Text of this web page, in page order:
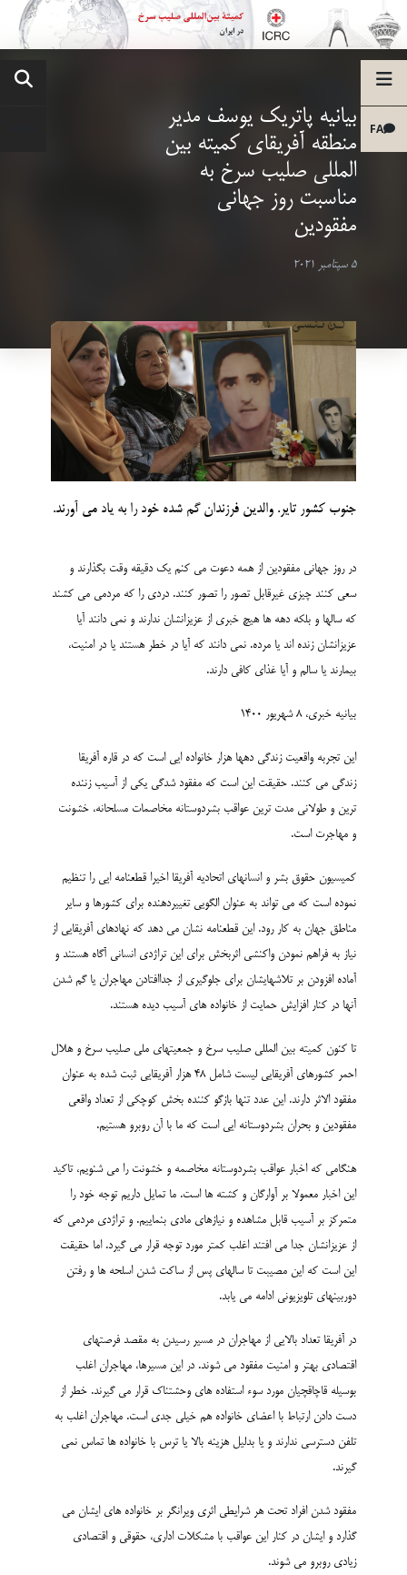
FA
بیانیه پاتریک یوسف مدیر
منطقه آفریقای کمیته بین
المللی صلیب سرخ به
مناسبت روز جهانی
مفقودین
5 سپتامبر 2021
جنوب کشور تایر. والدین فرزندان گم شده خود را به یاد می آورند.
در روز جهانی مفقودین از همه دعوت می کنم یک دقیقه وقت بگذارند و
سعی کنند چیزی غیرقابل تصور را تصور کنند. دردی را که مردمی می کشند
که سالها و بلکه دهه ها هیچ خبری از عزیزانشان ندارند و نمی دانند آیا
عزیزانشان زنده اند یا مرده. نمی دانند که آیا در خطر هستند یا در امنیت،
بیمارند یا سالم و آیا غذای کافی دارند.
بیانیه خبری، 8 شهریور 1400
این تجربه واقعیت زندگی دهها هزار خانواده ایی است که در قاره آفریقا
زندگی می کنند. حقیقت این است که مفقود شدگی یکی از آسیب زننده
ترین و طولانی مدت ترین عواقب بشردوستانه مخاصمات مسلحانه، خشونت
و مهاجرت است.
کمیسیون حقوق بشر و انسانهای اتحادیه آفریقا اخیرا قطعنامه ایی را تنظیم
نموده است که می تواند به عنوان الگویی تغییردهنده برای کشورها و سایر
مناطق جهان به کار رود. این قطعنامه نشان می دهد که نهادهای آفریقایی از
نیاز به فراهم نمودن واکنشی اثربخش برای این تراژدی انسانی آگاه هستند و
آماده افزودن بر تلاشهایشان برای جلوگیری از جداافتادن مهاجران یا گم شدن
آنها در کنار افزایش حمایت از خانواده های آسیب دیده هستند.
تا کنون کمیته بین المللی صلیب سرخ و جمعیتهای ملی صلیب سرخ و هلال
احمر کشورهای آفریقایی لیست شامل 48 هزار آفریقایی ثبت شده به عنوان
مفقود الاثر دارند. این عدد تنها بازگو کننده بخش کوچکی از تعداد واقعی
مفقودین و بحران بشردوستانه ایی است که ما با آن روبرو هستیم.
هنگامی که اخبار عواقب بشردوستانه مخاصمه و خشونت را می شنویم، تاکید
این اخبار معمولا بر آوارگان و کشته ها است. ما تمایل داریم توجه خود را
متمرکز بر آسیب قابل مشاهده و نیازهای مادی بنماییم. و تراژدی مردمی که
از عزیزانشان جدا می افتند اغلب کمتر مورد توجه قرار می گیرد. اما حقیقت
این است که این مصیبت تا سالهای پس از ساکت شدن اسلحه ها و رفتن
دوربینهای تلویزیونی ادامه می یابد.
در آفریقا تعداد بالایی از مهاجران در مسیر رسیدن به مقصد فرصتهای
اقتصادی بهتر و امنیت مفقود می شوند. در این مسیرها، مهاجران اغلب
بوسیله قاچاقچیان مورد سوء استفاده های وحشتناک قرار می گیرند. خطر از
دست دادن ارتباط با اعضای خانواده هم خیلی جدی است. مهاجران اغلب به
تلفن دسترسی ندارند و یا بدلیل هزینه بالا یا ترس با خانواده ها تماس نمی
گیرند.
مفقود شدن افراد تحت هر شرایطی اثری ویرانگر بر خانواده های ایشان می
گذارد و ایشان در کنار این عواقب با مشکلات اداری، حقوقی و اقتصادی
زیادی روبرو می شوند.